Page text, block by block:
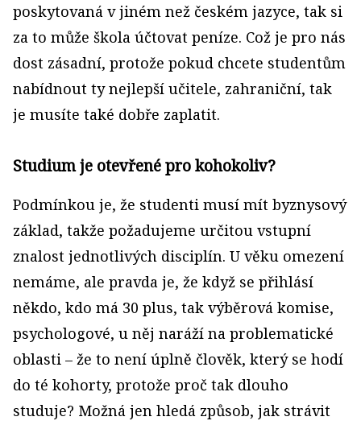
poskytovaná v jiném než českém jazyce, tak si
za to může škola účtovat peníze. Což je pro nás
dost zásadní, protože pokud chcete studentům
nabídnout ty nejlepší učitele, zahraniční, tak
je musíte také dobře zaplatit.
Studium je otevřené pro kohokoliv?
Podmínkou je, že studenti musí mít byznysový
základ, takže požadujeme určitou vstupní
znalost jednotlivých disciplín. U věku omezení
nemáme, ale pravda je, že když se přihlásí
někdo, kdo má 30 plus, tak výběrová komise,
psychologové, u něj naráží na problematické
oblasti – že to není úplně člověk, který se hodí
do té kohorty, protože proč tak dlouho
studuje? Možná jen hledá způsob, jak strávit